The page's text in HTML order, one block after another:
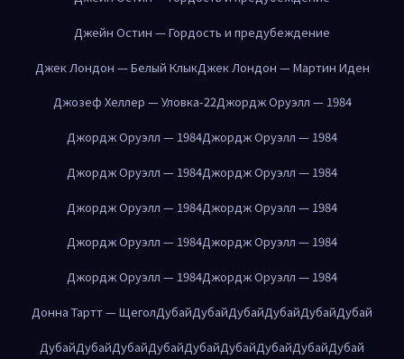
Джейн Остин — Гордость и предубеждение
Джек Лондон — Белый КлыкДжек Лондон — Мартин Иден
Джозеф Хеллер — Уловка-22Джордж Оруэлл — 1984
Джордж Оруэлл — 1984Джордж Оруэлл — 1984
Джордж Оруэлл — 1984Джордж Оруэлл — 1984
Джордж Оруэлл — 1984Джордж Оруэлл — 1984
Джордж Оруэлл — 1984Джордж Оруэлл — 1984
Джордж Оруэлл — 1984Джордж Оруэлл — 1984
Донна Тартт — ЩеголДубайДубайДубайДубайДубайДубай
ДубайДубайДубайДубайДубайДубайДубайДубайДубай